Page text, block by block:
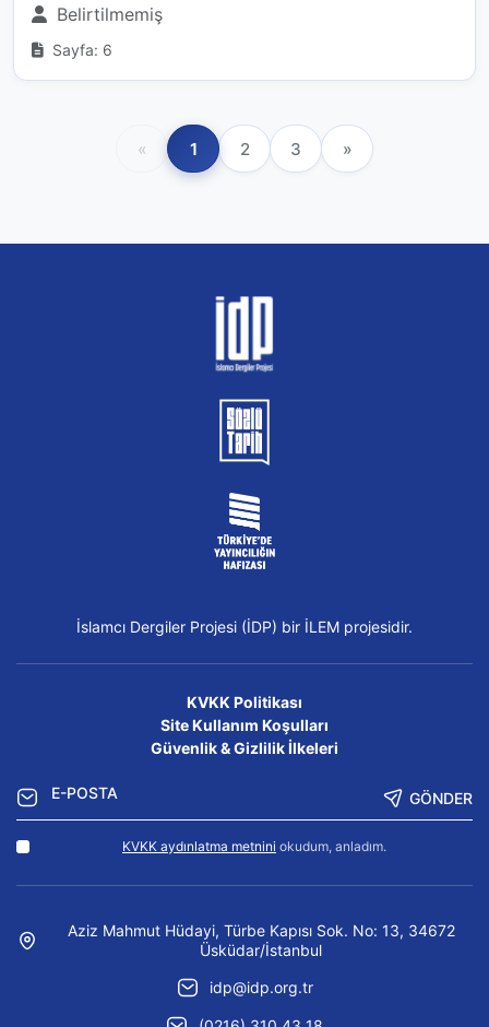
Belirtilmemiş
Sayfa: 6
« 1 2 3 »
İslamcı Dergiler Projesi (İDP) bir İLEM projesidir.
KVKK Politikası
Site Kullanım Koşulları
Güvenlik & Gizlilik İlkeleri
GÖNDER
KVKK aydınlatma metnini okudum, anladım.
Aziz Mahmut Hüdayi, Türbe Kapısı Sok. No: 13, 34672
Üsküdar/İstanbul
idp@idp.org.tr